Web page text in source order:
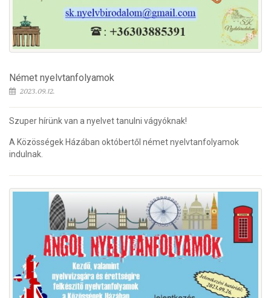
Német nyelvtanfolyamok
2023.09.12.
Szuper hírünk van a nyelvet tanulni vágyóknak!
A Közösségek Házában októbertől német nyelvtanfolyamok
indulnak.